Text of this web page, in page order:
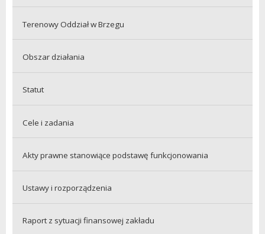
Terenowy Oddział w Brzegu
Obszar działania
Statut
Cele i zadania
Akty prawne stanowiące podstawę funkcjonowania
Ustawy i rozporządzenia
Raport z sytuacji finansowej zakładu